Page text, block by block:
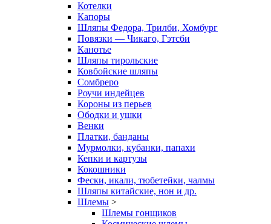
Котелки
Капоры
Шляпы Федора, Трилби, Хомбург
Повязки — Чикаго, Гэтсби
Канотье
Шляпы тирольские
Ковбойские шляпы
Сомбреро
Роучи индейцев
Короны из перьев
Ободки и ушки
Венки
Платки, банданы
Мурмолки, кубанки, папахи
Кепки и картузы
Кокошники
Фески, икали, тюбетейки, чалмы
Шляпы китайские, нон и др.
Шлемы >
Шлемы гонщиков